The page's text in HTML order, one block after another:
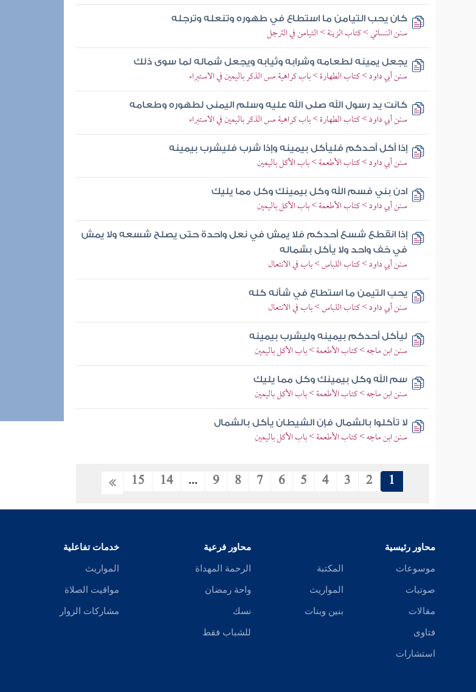
كان يحب التيامن ما استطاع في طهوره وتنعله وترجله
سنن النسائي > كتاب الزينة > التيامن في الترجل
يجعل يمينه لطعامه وشرابه وثيابه ويجعل شماله لما سوى ذلك
سنن أبي داود > كتاب الطهارة > باب كراهية مس الذكر باليمين في الاستبراء
كانت يد رسول الله صلى الله عليه وسلم اليمنى لطهوره وطعامه
سنن أبي داود > كتاب الطهارة > باب كراهية مس الذكر باليمين في الاستبراء
إذا أكل أحدكم فليأكل بيمينه وإذا شرب فليشرب بيمينه
سنن أبي داود > كتاب الأطعمة > باب الأكل باليمين
ادن بني فسم الله وكل بيمينك وكل مما يليك
سنن أبي داود > كتاب الأطعمة > باب الأكل باليمين
إذا انقطع شسع أحدكم فلا يمش في نعل واحدة حتى يصلح شسعه ولا يمش
في خف واحد ولا يأكل بشماله
سنن أبي داود > كتاب اللباس > باب في الانتعال
يحب التيمن ما استطاع في شأنه كله
سنن أبي داود > كتاب اللباس > باب في الانتعال
ليأكل أحدكم بيمينه وليشرب بيمينه
سنن ابن ماجه > كتاب الأطعمة > باب الأكل باليمين
سم الله وكل بيمينك وكل مما يليك
سنن ابن ماجه > كتاب الأطعمة > باب الأكل باليمين
لا تأكلوا بالشمال فإن الشيطان يأكل بالشمال
سنن ابن ماجه > كتاب الأطعمة > باب الأكل باليمين
1
2
3
4
5
6
7
8
9
...
14
15
محاور رئيسية
موسوعات
صوتيات
مقالات
فتاوى
استشارات
المكتبة
المواريث
بنين وبنات
محاور فرعية
الرحمة المهداة
واحة رمضان
نسك
للشباب فقط
خدمات تفاعلية
المواريث
مواقيت الصلاة
مشاركات الزوار